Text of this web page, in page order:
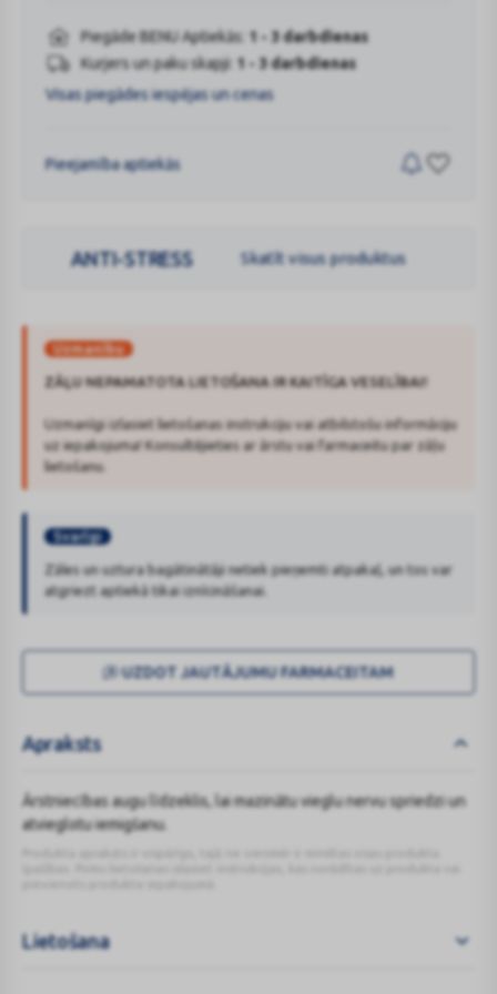
Piegāde BENU Aptiekās: 1 - 3 darbdienas
Kurjers un paku skapji: 1 - 3 darbdienas
Visas piegādes iespējas un cenas
Pieejamība aptiekās
ANTI-STRESS Skatīt visus produktus
Uzmanību
ZĀĻU NEPAMATOTA LIETOŠANA IR KAITĪGA VESELĪBAI!
Uzmanīgi izlasiet lietošanas instrukciju vai atbilstošu informāciju
uz iepakojuma! Konsultējieties ar ārstu vai farmaceitu par zāļu
lietošanu.
Svarīgi
Zāles un uztura bagātinātāji netiek pieņemti atpakaļ, un tos var
atgriezt aptiekā tikai iznīcināšanai.
UZDOT JAUTĀJUMU FARMACEITAM
Apraksts
Ārstniecības augu līdzeklis, lai mazinātu vieglu nervu spriedzi un
atvieglotu iemigšanu.
Lietošana